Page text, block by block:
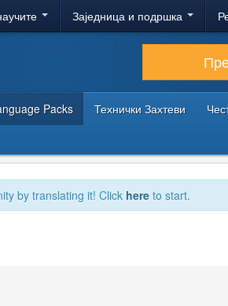
Заједница и подршка
Packs Технички Захтеви
by translating it! Click here to start.